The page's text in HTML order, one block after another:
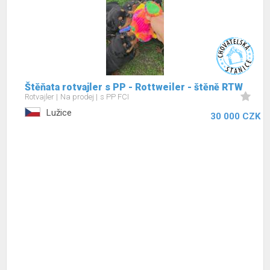
Štěňata rotvajler s PP - Rottweiler - štěně RTW
Rotvajler Na prodej s PP FCI
Lužice 30 000 CZK